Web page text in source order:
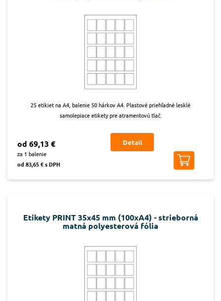
25 etikiet na A4, balenie 50 hárkov A4. Plastové priehľadné lesklé
samolepiace etikety pre atramentovú tlač.
od 69,13 €
za 1 balenie
od 83,65 € s DPH
Detail
Etikety PRINT 35x45 mm (100xA4) - strieborná
matná polyesterová fólia